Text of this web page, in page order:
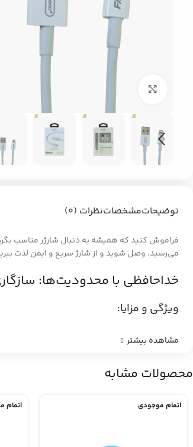
توضیحاتمشخصاتنظرات (0)
می‌رسید، وصل شوید و از شارژ سریع و ایمن لذت
خداحافظی با محدودیت‌ها:
ویژگی و مزایا:
مشاهده بیشتر
محصولات مشابه
اتمام موجودی اتمام